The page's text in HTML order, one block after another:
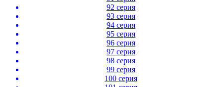
92 серия
93 серия
94 серия
95 серия
96 серия
97 серия
98 серия
99 серия
100 серия